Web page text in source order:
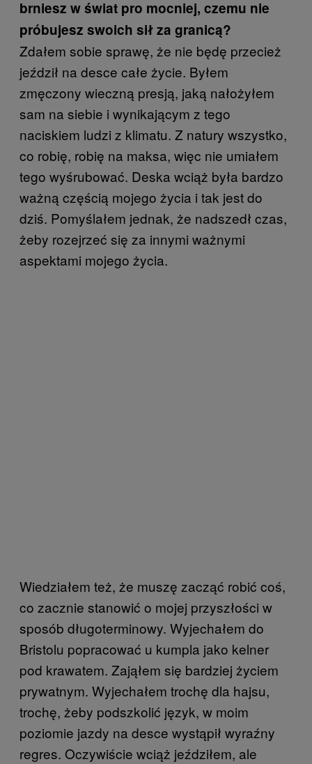
brniesz w świat pro mocniej, czemu nie
próbujesz swoich sił za granicą?
Zdałem sobie sprawę, że nie będę przecież
jeździł na desce całe życie. Byłem
zmęczony wieczną presją, jaką nałożyłem
sam na siebie i wynikającym z tego
naciskiem ludzi z klimatu. Z natury wszystko,
co robię, robię na maksa, więc nie umiałem
tego wyśrubować. Deska wciąż była bardzo
ważną częścią mojego życia i tak jest do
dziś. Pomyślałem jednak, że nadszedł czas,
żeby rozejrzeć się za innymi ważnymi
aspektami mojego życia.
Wiedziałem też, że muszę zacząć robić coś,
co zacznie stanowić o mojej przyszłości w
sposób długoterminowy. Wyjechałem do
Bristolu popracować u kumpla jako kelner
pod krawatem. Zająłem się bardziej życiem
prywatnym. Wyjechałem trochę dla hajsu,
trochę, żeby podszkolić język, w moim
poziomie jazdy na desce wystąpił wyraźny
regres. Oczywiście wciąż jeździłem, ale